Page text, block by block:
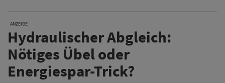
ANZEIGE
Hydraulischer Abgleich:
Nötiges Übel oder
Energiespar-Trick?